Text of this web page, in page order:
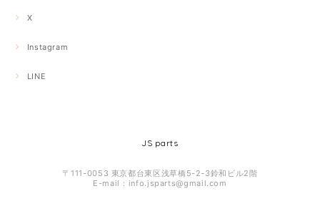
X
Instagram
LINE
JS parts
〒111-0053 東京都台東区浅草橋5-2-3鈴和ビル2階
E-mail： info.jsparts@gmail.com